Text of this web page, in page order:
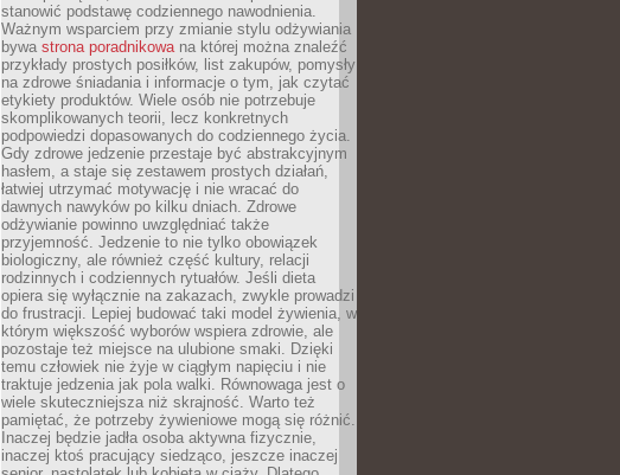
stanowić podstawę codziennego nawodnienia.
Ważnym wsparciem przy zmianie stylu odżywiania
bywa strona poradnikowana której można znaleźć
przykłady prostych posiłków, list zakupów, pomysły
na zdrowe śniadania i informacje o tym, jak czytać
etykiety produktów. Wiele osób nie potrzebuje
skomplikowanych teorii, lecz konkretnych
podpowiedzi dopasowanych do codziennego życia.
Gdy zdrowe jedzenie przestaje być abstrakcyjnym
hasłem, a staje się zestawem prostych działań,
łatwiej utrzymać motywację i nie wracać do
dawnych nawyków po kilku dniach. Zdrowe
odżywianie powinno uwzględniać także
przyjemność. Jedzenie to nie tylko obowiązek
biologiczny, ale również część kultury, relacji
rodzinnych i codziennych rytuałów. Jeśli dieta
opiera się wyłącznie na zakazach, zwykle prowadzi
do frustracji. Lepiej budować taki model żywienia, w
którym większość wyborów wspiera zdrowie, ale
pozostaje też miejsce na ulubione smaki. Dzięki
temu człowiek nie żyje w ciągłym napięciu i nie
traktuje jedzenia jak pola walki. Równowaga jest o
wiele skuteczniejsza niż skrajność. Warto też
pamiętać, że potrzeby żywieniowe mogą się różnić.
Inaczej będzie jadła osoba aktywna fizycznie,
inaczej ktoś pracujący siedząco, jeszcze inaczej